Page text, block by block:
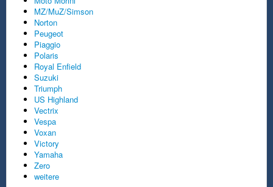
MZ/MuZ/Simson
Norton
Peugeot
Piaggio
Polaris
Royal Enfield
Suzuki
Triumph
US Highland
Vectrix
Vespa
Voxan
Victory
Yamaha
Zero
weitere